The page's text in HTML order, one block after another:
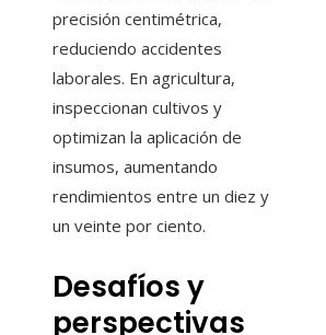
precisión centimétrica,
reduciendo accidentes
laborales. En agricultura,
inspeccionan cultivos y
optimizan la aplicación de
insumos, aumentando
rendimientos entre un diez y
un veinte por ciento.
Desafíos y
perspectivas